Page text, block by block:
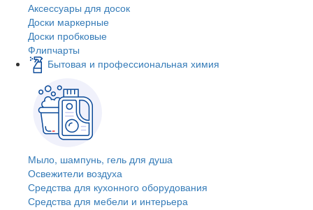
Аксессуары для досок
Доски маркерные
Доски пробковые
Флипчарты
Бытовая и профессиональная химия
Мыло, шампунь, гель для душа
Освежители воздуха
Средства для кухонного оборудования
Средства для мебели и интерьера